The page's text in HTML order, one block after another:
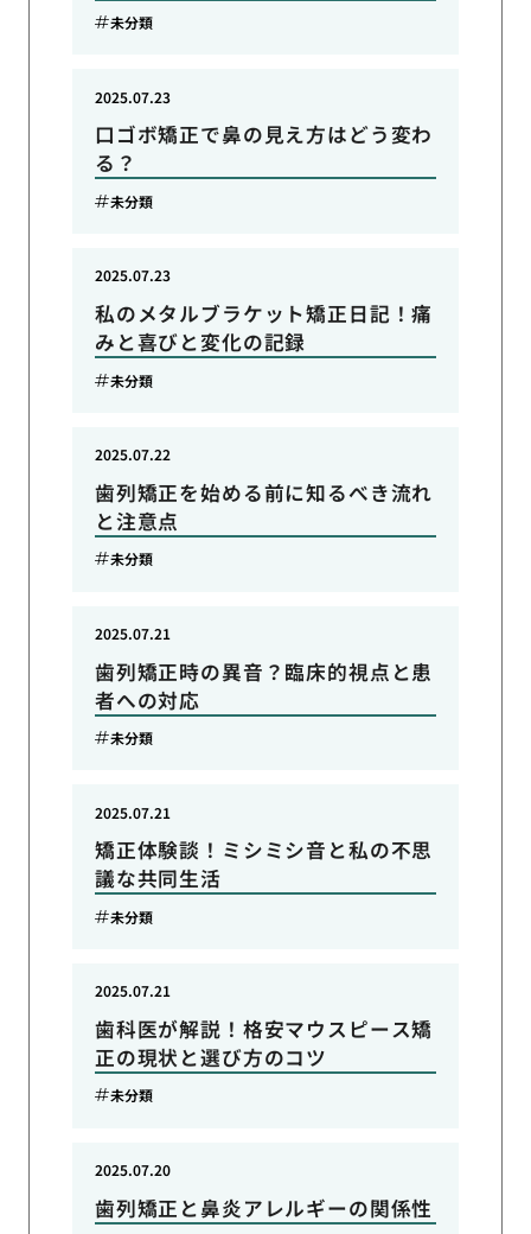
未分類
口ゴボ矯正で鼻の見え方はどう変わ
る？
2025.07.23
未分類
私のメタルブラケット矯正日記！痛
みと喜びと変化の記録
2025.07.23
未分類
歯列矯正を始める前に知るべき流れ
と注意点
2025.07.22
未分類
歯列矯正時の異音？臨床的視点と患
者への対応
2025.07.21
未分類
矯正体験談！ミシミシ音と私の不思
議な共同生活
2025.07.21
未分類
歯科医が解説！格安マウスピース矯
正の現状と選び方のコツ
2025.07.21
未分類
歯列矯正と鼻炎アレルギーの関係性
2025.07.20